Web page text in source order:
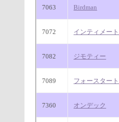
7063 Birdman
7072 インティメー
7082 ジモティー
7089 フォースター
7360 オンデック